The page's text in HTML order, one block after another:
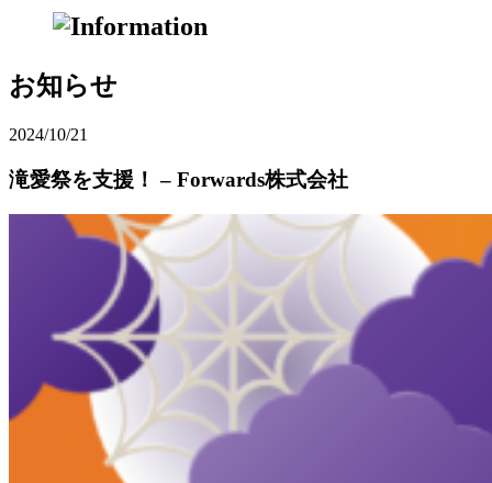
お知らせ
2024/10/21
滝愛祭を支援！ – Forwards株式会社